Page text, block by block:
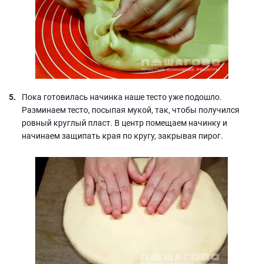
Пока готовилась начинка наше тесто уже подошло.
Разминаем тесто, посыпая мукой, так, чтобы получился
ровный круглый пласт. В центр помещаем начинку и
начинаем защипать края по кругу, закрывая пирог.